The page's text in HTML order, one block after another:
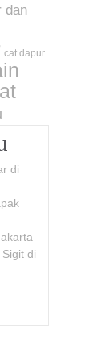
dan
cat dapur
di
di